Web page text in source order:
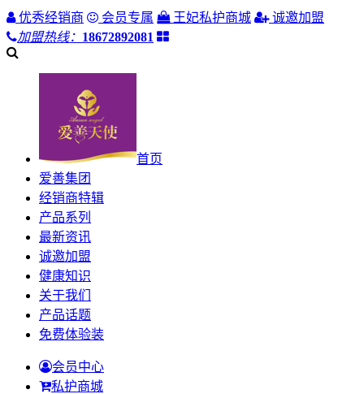
优秀经销商 会员专属 王妃私护商城
诚邀加盟
加盟热线： 18672892081
首页
爱善集团
经销商特辑
产品系列
最新资讯
诚邀加盟
健康知识
关于我们
产品话题
免费体验装
会员中心
私护商城